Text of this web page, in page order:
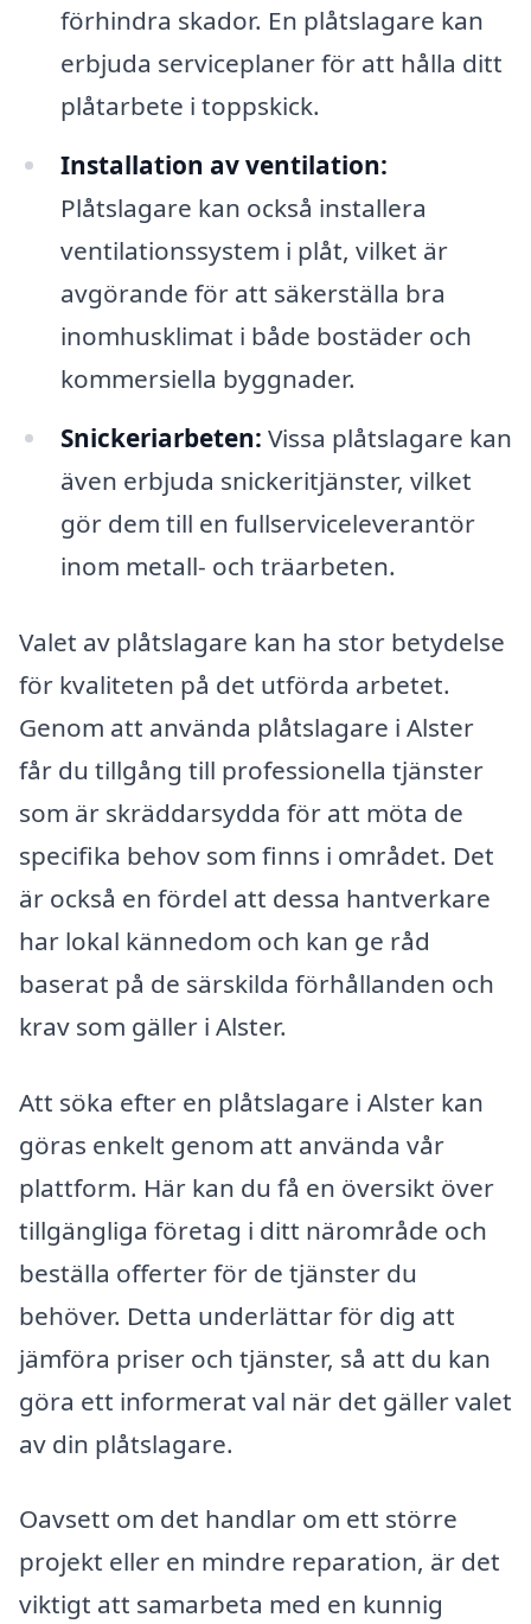
förhindra skador. En plåtslagare kan
erbjuda serviceplaner för att hålla ditt
plåtarbete i toppskick.
Installation av ventilation:
Plåtslagare kan också installera
ventilationssystem i plåt, vilket är
avgörande för att säkerställa bra
inomhusklimat i både bostäder och
kommersiella byggnader.
Snickeriarbeten: Vissa plåtslagare kan
även erbjuda snickeritjänster, vilket
gör dem till en fullserviceleverantör
inom metall- och träarbeten.
Valet av plåtslagare kan ha stor betydelse
för kvaliteten på det utförda arbetet.
Genom att använda plåtslagare i Alster
får du tillgång till professionella tjänster
som är skräddarsydda för att möta de
specifika behov som finns i området. Det
är också en fördel att dessa hantverkare
har lokal kännedom och kan ge råd
baserat på de särskilda förhållanden och
krav som gäller i Alster.
Att söka efter en plåtslagare i Alster kan
göras enkelt genom att använda vår
plattform. Här kan du få en översikt över
tillgängliga företag i ditt närområde och
beställa offerter för de tjänster du
behöver. Detta underlättar för dig att
jämföra priser och tjänster, så att du kan
göra ett informerat val när det gäller valet
av din plåtslagare.
Oavsett om det handlar om ett större
projekt eller en mindre reparation, är det
viktigt att samarbeta med en kunnig